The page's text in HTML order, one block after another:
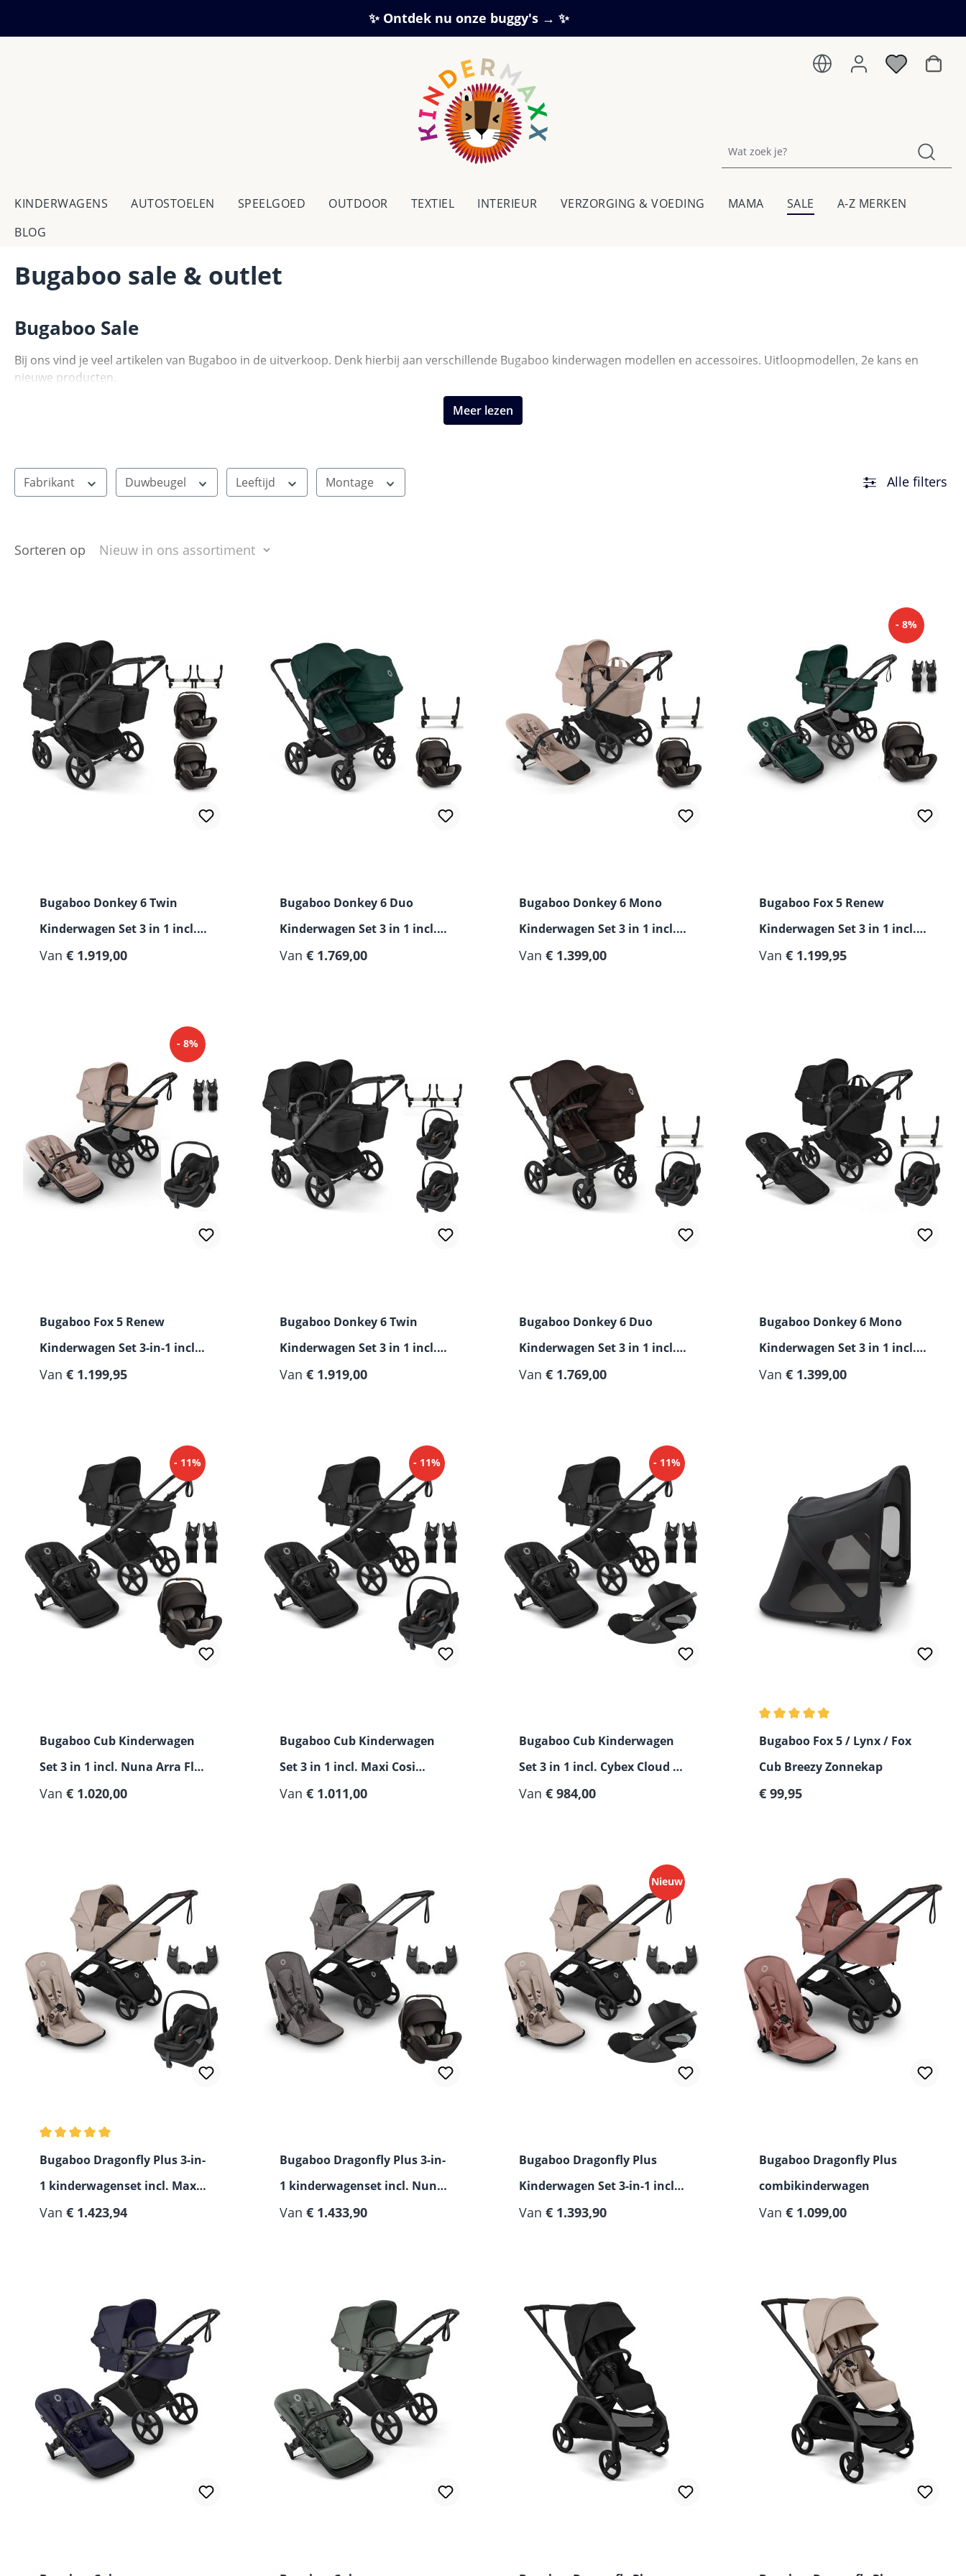
✨ Ontdek nu onze buggy's → ✨
KINDERWAGENS AUTOSTOELEN SPEELGOED OUTDOOR TEXTIEL IN­TE­RI­EUR VERZORGING & VOEDING MAMA SALE
A-Z MERKEN
BLOG
Bugaboo sale & outlet
Bugaboo Sale
Bij ons vind je veel artikelen van Bugaboo in de uitverkoop. Denk hierbij aan verschillende Bugaboo kinderwagen modellen en accessoires. Uitloopmodellen, 2e kans en
nieuwe producten.
Meer lezen
Fabrikant Duwbeugel Leeftijd Montage Alle filters
Sorteren op
Bugaboo Donkey 6 Twin
Kinderwagen Set 3 in 1 incl.
Nuna Arra Flex i-Size
Van € 1.919,00
Bugaboo Donkey 6 Duo
Kinderwagen Set 3 in 1 incl.
Nuna Arra Flex i-Size
Van € 1.769,00
Bugaboo Donkey 6 Mono
Kinderwagen Set 3 in 1 incl.
Nuna Arra Flex i-Size
Van € 1.399,00
- 8%
Bugaboo Fox 5 Renew
Kinderwagen Set 3 in 1 incl.
Nuna Arra Flex i-Size
Van € 1.199,95
- 8%
Bugaboo Fox 5 Renew
Kinderwagen Set 3-in-1 incl.
Maxi Cosi Pebble Slide Pro
Van € 1.199,95
Bugaboo Donkey 6 Twin
Kinderwagen Set 3 in 1 incl.
Maxi Cosi Pebble Slide Pro
Van € 1.919,00
Bugaboo Donkey 6 Duo
Kinderwagen Set 3 in 1 incl.
Maxi Cosi Pebble Slide Pro
Van € 1.769,00
Bugaboo Donkey 6 Mono
Kinderwagen Set 3 in 1 incl.
Maxi Cosi Pebble Slide Pro
Van € 1.399,00
- 11%
Bugaboo Cub Kinderwagen
Set 3 in 1 incl. Nuna Arra Flex
i-Size Autostoeltje
Van € 1.020,00
- 11%
Bugaboo Cub Kinderwagen
Set 3 in 1 incl. Maxi Cosi
Pebble Slide Pro i-Size
Van € 1.011,00
- 11%
Bugaboo Cub Kinderwagen
Set 3 in 1 incl. Cybex Cloud T
i-Size Autostoeltje
Van € 984,00
Bugaboo Fox 5 / Lynx / Fox
Cub Breezy Zonnekap
Normale prijs:
€ 99,95
Bugaboo Dragonfly Plus 3-in-
1 kinderwagenset incl. Maxi-
Cosi Pebble Slide Pro i-Size
Van € 1.423,94
Bugaboo Dragonfly Plus 3-in-
1 kinderwagenset incl. Nuna
Arra Flex i-Size baby-
Van € 1.433,90
Nieuw
Bugaboo Dragonfly Plus
Kinderwagen Set 3-in-1 incl.
Cybex Cloud T i-Size
Van € 1.393,90
Bugaboo Dragonfly Plus
combikinderwagen
Van € 1.099,00